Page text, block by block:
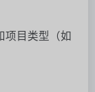
项目类型（如